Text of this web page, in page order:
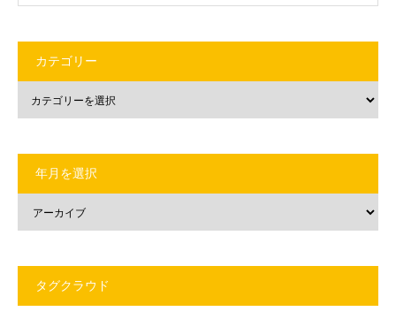
カテゴリー
年月を選択
タグクラウド